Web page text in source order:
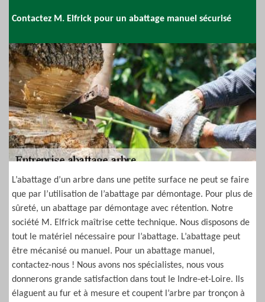
Contactez M. Elfrick pour un abattage manuel sécurisé
L’abattage d’un arbre dans une petite surface ne peut se faire
que par l’utilisation de l’abattage par démontage. Pour plus de
sûreté, un abattage par démontage avec rétention. Notre
société M. Elfrick maîtrise cette technique. Nous disposons de
tout le matériel nécessaire pour l’abattage. L’abattage peut
être mécanisé ou manuel. Pour un abattage manuel,
contactez-nous ! Nous avons nos spécialistes, nous vous
donnerons grande satisfaction dans tout le Indre-et-Loire. Ils
élaguent au fur et à mesure et coupent l’arbre par tronçon à